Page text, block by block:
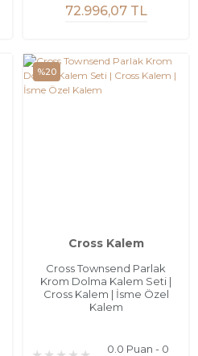
72.996,07 TL
%20
Cross Kalem
Cross Townsend Parlak
Krom Dolma Kalem Seti |
Cross Kalem | İsme Özel
Kalem
0.0 Puan - 0